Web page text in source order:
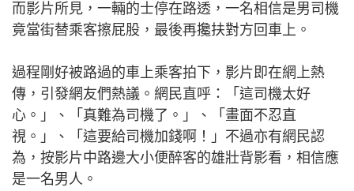
而影片所見，一輛的士停在路透，一名相信是男司機
竟當街替乘客擦屁股，最後再攙扶對方回車上。
過程剛好被路過的車上乘客拍下，影片即在網上熱
傳，引發網友們熱議。網民直呼：「這司機太好
心。」、「真難為司機了。」、「畫面不忍直
視。」、「這要給司機加錢啊！」不過亦有網民認
為，按影片中路邊大小便醉客的雄壯背影看，相信應
是一名男人。